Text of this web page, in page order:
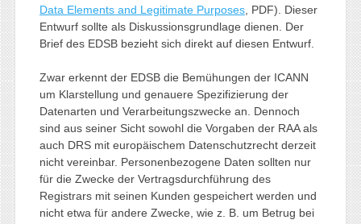
Data Elements and Legitimate Purposes, PDF). Dieser
Entwurf sollte als Diskussionsgrundlage dienen. Der
Brief des EDSB bezieht sich direkt auf diesen Entwurf.
Zwar erkennt der EDSB die Bemühungen der ICANN
um Klarstellung und genauere Spezifizierung der
Datenarten und Verarbeitungszwecke an. Dennoch
sind aus seiner Sicht sowohl die Vorgaben der RAA als
auch DRS mit europäischem Datenschutzrecht derzeit
nicht vereinbar. Personenbezogene Daten sollten nur
für die Zwecke der Vertragsdurchführung des
Registrars mit seinen Kunden gespeichert werden und
nicht etwa für andere Zwecke, wie z. B. um Betrug bei